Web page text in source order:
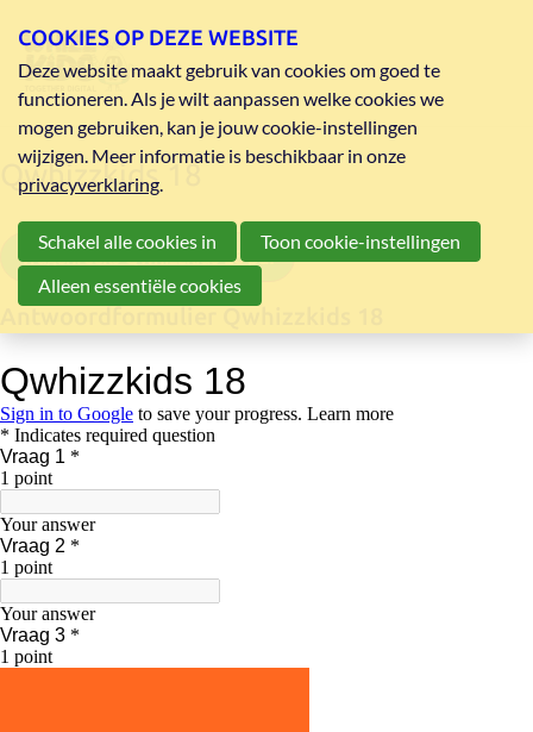
Qwhizzkids 18
vragenreeks Qwhizzkids 18 pdf
COOKIES OP DEZE WEBSITE
Deze website maakt gebruik van cookies om goed te
functioneren. Als je wilt aanpassen welke cookies we
mogen gebruiken, kan je jouw cookie-instellingen
wijzigen. Meer informatie is beschikbaar in onze
privacyverklaring.
Schakel alle cookies in
Toon cookie-instellingen
Alleen essentiële cookies